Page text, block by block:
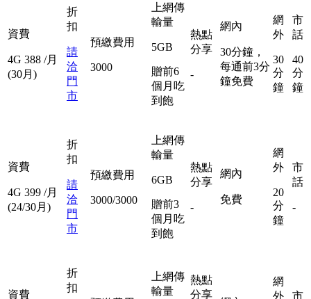
資費
4G 388 /月
(30月)
折
扣
請
洽
門
市
預繳費用
3000
上網傳
輸量
5GB
贈前6
個月吃
到飽
熱點
分享
-
網內
30分鐘，
每通前3分
鐘免費
網
外
30
分
鐘
市
話
40
分
鐘
資費
4G 399 /月
(24/30月)
折
扣
請
洽
門
市
預繳費用
3000/3000
上網傳
輸量
6GB
贈前3
個月吃
到飽
熱點
分享
-
網內
免費
網
外
20
分
鐘
市
話
-
資費
折
扣
上網傳
輸量
熱點
分享
網
外
市